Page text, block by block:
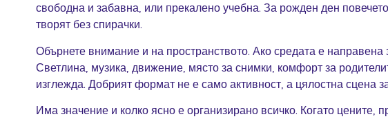
свободна и забавна, или прекалено учебна. За рожден ден
творят без спирачки.
Обърнете внимание и на пространството. Ако средата е направена
Светлина, музика, движение, място за снимки, комфорт за
изглежда. Добрият формат не е само активност, а цялостна сцена
Има значение и колко ясно е организирано всичко. Когато цените,